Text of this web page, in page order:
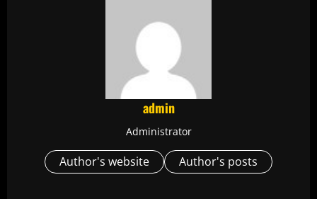
admin
Administrator
Author's website Author's posts